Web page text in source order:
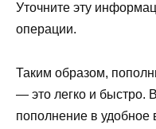
Уточните эту
операции.
Таким образом,
— это легко и быстро.
пополнение в